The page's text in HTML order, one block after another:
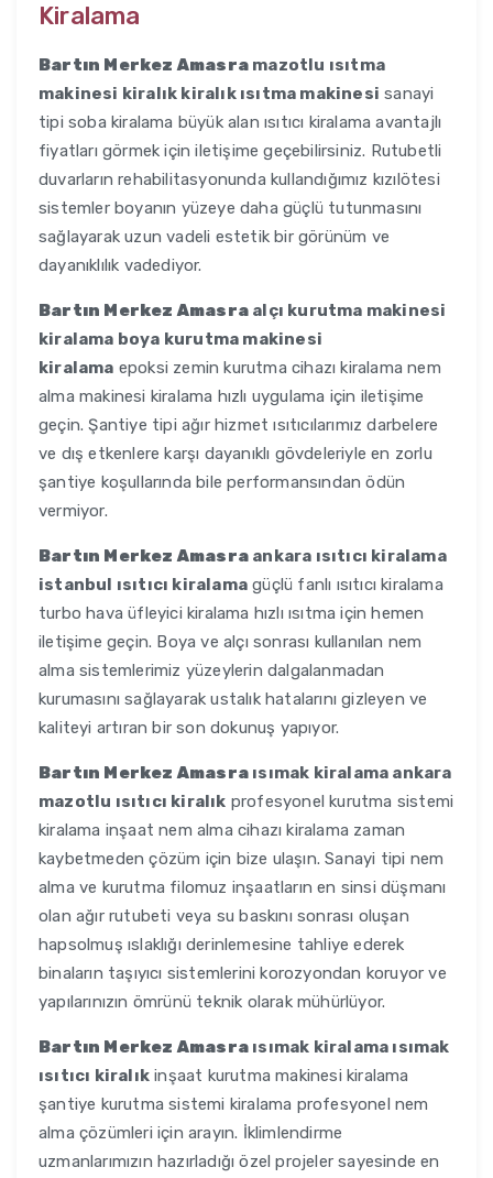
Kiralama
Bartın Merkez Amasra mazotlu ısıtma
makinesi kiralık kiralık ısıtma makinesi sanayi
tipi soba kiralama büyük alan ısıtıcı kiralama avantajlı
fiyatları görmek için iletişime geçebilirsiniz. Rutubetli
duvarların rehabilitasyonunda kullandığımız kızılötesi
sistemler boyanın yüzeye daha güçlü tutunmasını
sağlayarak uzun vadeli estetik bir görünüm ve
dayanıklılık vadediyor.
Bartın Merkez Amasra alçı kurutma makinesi
kiralama boya kurutma makinesi
kiralama epoksi zemin kurutma cihazı kiralama nem
alma makinesi kiralama hızlı uygulama için iletişime
geçin. Şantiye tipi ağır hizmet ısıtıcılarımız darbelere
ve dış etkenlere karşı dayanıklı gövdeleriyle en zorlu
şantiye koşullarında bile performansından ödün
vermiyor.
Bartın Merkez Amasra ankara ısıtıcı kiralama
istanbul ısıtıcı kiralama güçlü fanlı ısıtıcı kiralama
turbo hava üfleyici kiralama hızlı ısıtma için hemen
iletişime geçin. Boya ve alçı sonrası kullanılan nem
alma sistemlerimiz yüzeylerin dalgalanmadan
kurumasını sağlayarak ustalık hatalarını gizleyen ve
kaliteyi artıran bir son dokunuş yapıyor.
Bartın Merkez Amasra ısımak kiralama ankara
mazotlu ısıtıcı kiralık profesyonel kurutma sistemi
kiralama inşaat nem alma cihazı kiralama zaman
kaybetmeden çözüm için bize ulaşın. Sanayi tipi nem
alma ve kurutma filomuz inşaatların en sinsi düşmanı
olan ağır rutubeti veya su baskını sonrası oluşan
hapsolmuş ıslaklığı derinlemesine tahliye ederek
binaların taşıyıcı sistemlerini korozyondan koruyor ve
yapılarınızın ömrünü teknik olarak mühürlüyor.
Bartın Merkez Amasra ısımak kiralama ısımak
ısıtıcı kiralık inşaat kurutma makinesi kiralama
şantiye kurutma sistemi kiralama profesyonel nem
alma çözümleri için arayın. İklimlendirme
uzmanlarımızın hazırladığı özel projeler sayesinde en